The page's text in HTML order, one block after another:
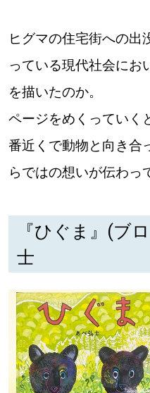
明日への”きっ
パートナーメディア
運営会社
【道東のお気に入りを見
ヒグマの住宅街への出
っている現代社会にお
を描いたのか。
ページをめくっていく
番近くで動物と向き合
らではの想いが伝わっ
『ひぐま』(ブ
士